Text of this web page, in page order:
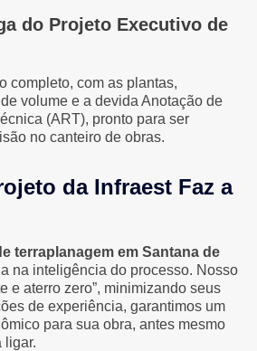
do Projeto Executivo de
completo, com as plantas,
volume e a devida Anotação de
(ART), pronto para ser
no canteiro de obras.
da Infraest Faz a
terraplanagem em Santana de
na inteligência do processo. Nosso
e aterro zero”, minimizando seus
de experiência, garantimos um
para sua obra, antes mesmo
ligar.